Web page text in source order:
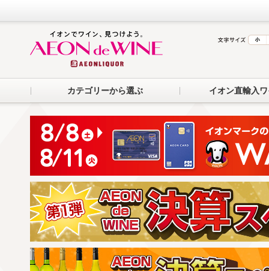
カテゴリーから選ぶ イオン直輸入